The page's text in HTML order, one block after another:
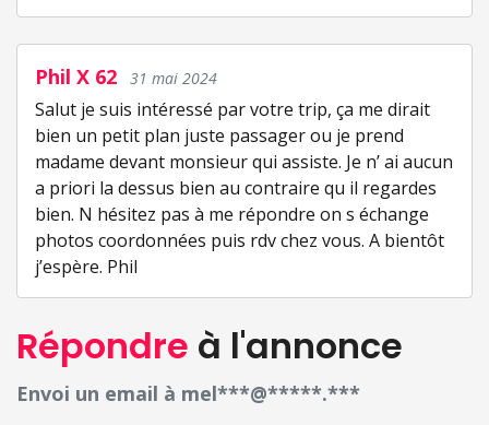
Phil X 62 31 mai 2024
Salut je suis intéressé par votre trip, ça me dirait
bien un petit plan juste passager ou je prend
madame devant monsieur qui assiste. Je n’ ai aucun
a priori la dessus bien au contraire qu il regardes
bien. N hésitez pas à me répondre on s échange
photos coordonnées puis rdv chez vous. A bientôt
j’espère. Phil
Répondre à l'annonce
Envoi un email à mel***@*****.***